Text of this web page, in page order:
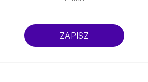
ZAPISZ